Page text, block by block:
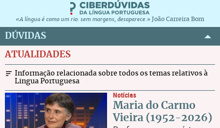
«A língua é como um rio: sem margens, desaparece.» João Carreira Bom
DÚVIDAS
ATUALIDADES
Informação relacionada sobre todos os temas relativos à
Lingua Portuguesa
Notícias
Maria do Carmo
Vieira (1952-2026)